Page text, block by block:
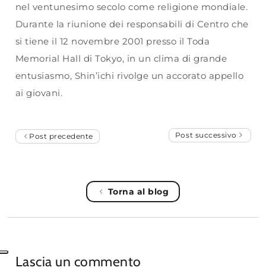
nel ventunesimo secolo come religione mondiale.
Durante la riunione dei responsabili di Centro che
si tiene il 12 novembre 2001 presso il Toda
Memorial Hall di Tokyo, in un clima di grande
entusiasmo, Shin’ichi rivolge un accorato appello
ai giovani.
Post precedente Post successivo
Torna al blog
Lascia un commento